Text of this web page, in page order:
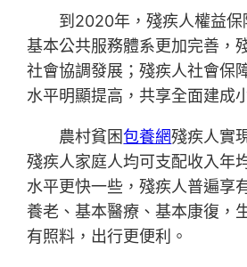
到2020年，殘疾人權益保
基本公共服務體系更加完善，
社會協調發展；殘疾人社會保
水平明顯提高，共享全面建成
農村貧困包養網殘疾人實
殘疾人家庭人均可支配收入年
水平更快一些，殘疾人普遍享
養老、基本醫療、基本康復，
有照料，出行更便利。